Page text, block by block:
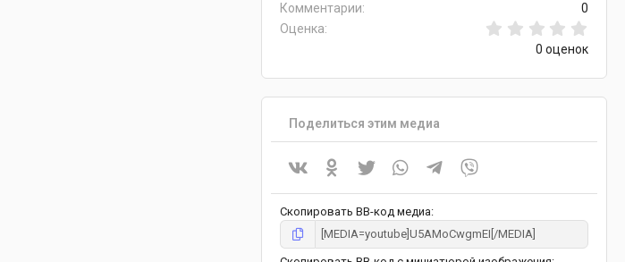
Комментарии
0
Оценка
0 оценок
Поделиться этим медиа
VkontakteOdnoklassniki
Twitter WhatsAppTelegram
Скопировать BB-код медиа